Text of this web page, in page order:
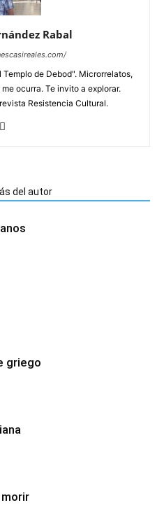
Rabal
de Debod". Microrrelatos,
ocurra. Te invito a explorar.
Resistencia Cultural.
del autor
griego